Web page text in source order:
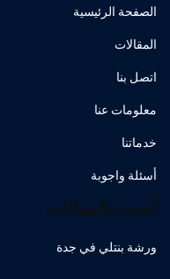
الصفحة الرئيسية
المقالات
اتصل بنا
معلومات عنا
خدماتنا
أسئلة واجوبة
أحدث المقالات
ورشة بنتلي في جدة